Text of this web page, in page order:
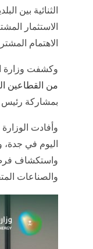
الثنائية بين
الاستثمار
الاهتمام
وكشفت وزارة
من القطاعين
بمشاركة رئيس
وأفادت
اليوم في جدة،
واستكشاف فرص
والصناعات